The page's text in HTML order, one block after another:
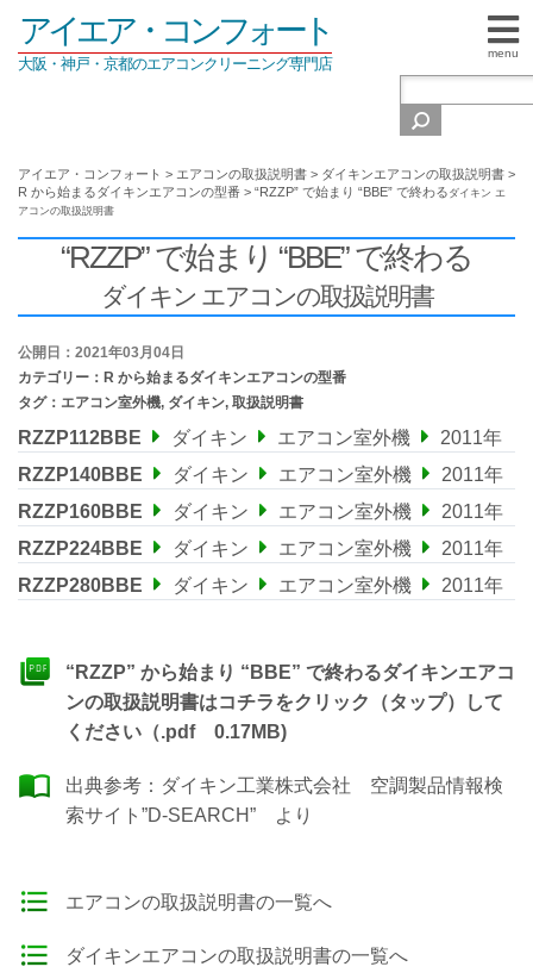
menu
アイエア・コンフォート
大阪・神戸・京都のエアコンクリーニング専門店
アイエア・コンフォート > エアコンの取扱説明書 > ダイキンエアコンの取扱説明書 >
R から始まるダイキンエアコンの型番 > “RZZP” で始まり “BBE” で終わる ダイキン エ
アコンの取扱説明書
“RZZP” で始まり “BBE” で終わる
ダイキン エアコンの取扱説明書
公開日：2021年03月04日
カテゴリー： R から始まるダイキンエアコンの型番
タグ： エアコン室外機, ダイキン, 取扱説明書
RZZP112BBE ダイキン エアコン室外機
2011年
RZZP140BBE
ダイキン エアコン室外機
2011年
RZZP160BBE
ダイキン エアコン室外機
2011年
RZZP224BBE
ダイキン エアコン室外機
2011年
RZZP280BBE
ダイキン エアコン室外機 2011年
“RZZP” から始まり “BBE” で終わるダイキンエアコ
ンの取扱説明書はコチラをクリック（タップ）して
ください（.pdf 0.17MB)
出典参考： ダイキン工業株式会社 空調製品情報検
索サイト”D-SEARCH” より
エアコンの取扱説明書の一覧へ
ダイキンエアコンの取扱説明書の一覧へ